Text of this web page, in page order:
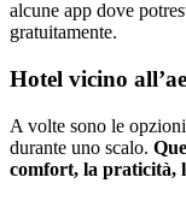
alcune app dove
gratuitamente.
Hotel vicino
A volte sono le
durante uno scalo.
comfort, la praticità,